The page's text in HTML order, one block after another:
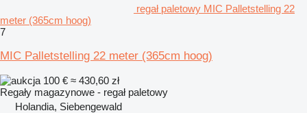
regał paletowy MIC Palletstelling 22
meter (365cm hoog)
7
MIC Palletstelling 22 meter (365cm hoog)
100 € ≈ 430,60 zł
Regały magazynowe - regał paletowy
Holandia, Siebengewald